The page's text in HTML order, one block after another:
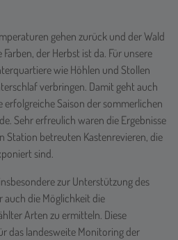
gehen zurück und der Wald
der Herbst ist da. Für unsere
wie Höhlen und Stollen
verbringen. Damit geht auch
Saison der sommerlichen
Sehr erfreulich waren die Ergebnisse
Station betreuten Kastenrevieren, die
sind.
zur Unterstützung des
auch die Möglichkeit die
Arten zu ermitteln. Diese
das landesweite Monitoring der